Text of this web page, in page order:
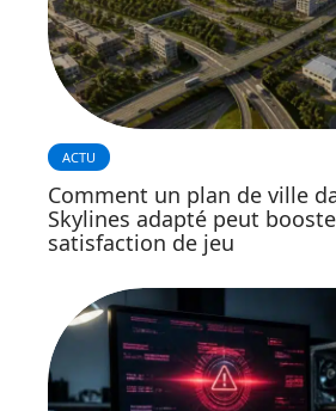
ACTU
Comment un plan de ville
Skylines adapté peut
satisfaction de jeu